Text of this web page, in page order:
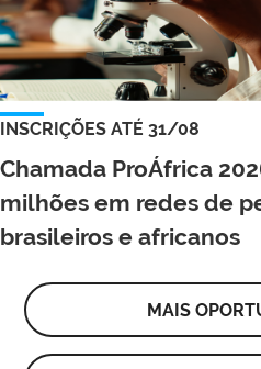
INSCRIÇÕES ATÉ 31/08
Chamada ProÁfrica
milhões em redes de
brasileiros e africanos
MAIS